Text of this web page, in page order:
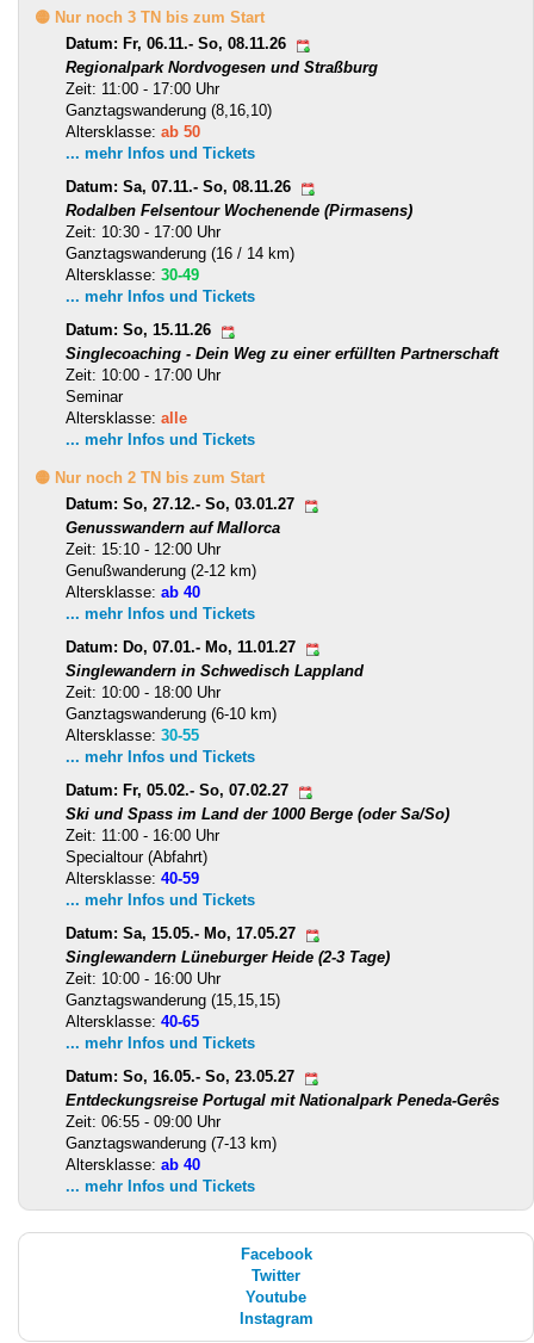
🟡 Nur noch 3 TN bis zum Start
Datum: Fr, 06.11.- So, 08.11.26
Regionalpark Nordvogesen und Straßburg
Zeit: 11:00 - 17:00 Uhr
Ganztagswanderung (8,16,10)
Altersklasse: ab 50
... mehr Infos und Tickets
Datum: Sa, 07.11.- So, 08.11.26
Rodalben Felsentour Wochenende (Pirmasens)
Zeit: 10:30 - 17:00 Uhr
Ganztagswanderung (16 / 14 km)
Altersklasse: 30-49
... mehr Infos und Tickets
Datum: So, 15.11.26
Singlecoaching - Dein Weg zu einer erfüllten Partnerschaft
Zeit: 10:00 - 17:00 Uhr
Seminar
Altersklasse: alle
... mehr Infos und Tickets
🟡 Nur noch 2 TN bis zum Start
Datum: So, 27.12.- So, 03.01.27
Genusswandern auf Mallorca
Zeit: 15:10 - 12:00 Uhr
Genußwanderung (2-12 km)
Altersklasse: ab 40
... mehr Infos und Tickets
Datum: Do, 07.01.- Mo, 11.01.27
Singlewandern in Schwedisch Lappland
Zeit: 10:00 - 18:00 Uhr
Ganztagswanderung (6-10 km)
Altersklasse: 30-55
... mehr Infos und Tickets
Datum: Fr, 05.02.- So, 07.02.27
Ski und Spass im Land der 1000 Berge (oder Sa/So)
Zeit: 11:00 - 16:00 Uhr
Specialtour (Abfahrt)
Altersklasse: 40-59
... mehr Infos und Tickets
Datum: Sa, 15.05.- Mo, 17.05.27
Singlewandern Lüneburger Heide (2-3 Tage)
Zeit: 10:00 - 16:00 Uhr
Ganztagswanderung (15,15,15)
Altersklasse: 40-65
... mehr Infos und Tickets
Datum: So, 16.05.- So, 23.05.27
Entdeckungsreise Portugal mit Nationalpark Peneda-Gerês
Zeit: 06:55 - 09:00 Uhr
Ganztagswanderung (7-13 km)
Altersklasse: ab 40
... mehr Infos und Tickets
Facebook
Twitter
Youtube
Instagram